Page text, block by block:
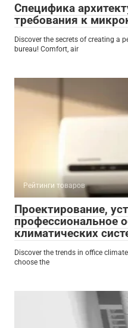
Специфика
требования к
Discover the secrets of creating a
bureau! Comfort, air
Рейтинги товаров
Проектирование,
профессиональное
климатических
Discover the trends in office
choose the